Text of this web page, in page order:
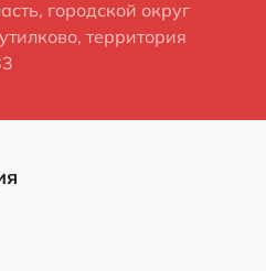
городской округ
территория